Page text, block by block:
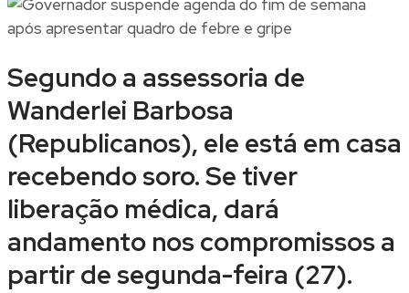
Segundo a assessoria de
Wanderlei Barbosa
(Republicanos), ele está em casa
recebendo soro. Se tiver
liberação médica, dará
andamento nos compromissos a
partir de segunda-feira (27).